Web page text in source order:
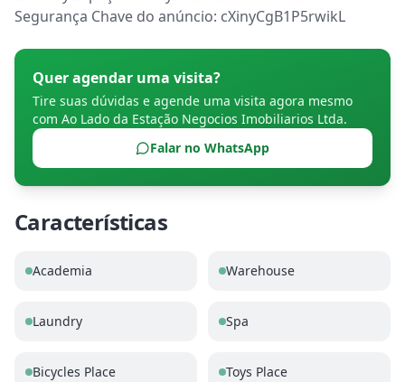
Segurança Chave do anúncio: cXinyCgB1P5rwikL
Quer agendar uma visita?
Tire suas dúvidas e agende uma visita agora mesmo
com Ao Lado da Estação Negocios Imobiliarios Ltda.
Falar no WhatsApp
Características
Academia Warehouse
Laundry Spa
Bicycles Place Toys Place